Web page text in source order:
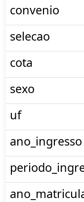
convenio
selecao
cota
sexo
uf
ano_ingresso